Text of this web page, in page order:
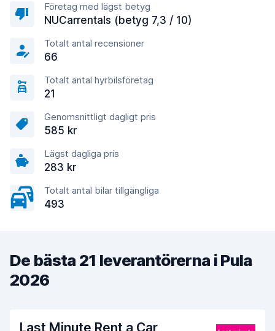
Företag med lägst betyg
NUCarrentals (betyg 7,3 / 10)
Totalt antal recensioner
66
Totalt antal hyrbilsföretag
21
Genomsnittligt dagligt pris
585 kr
Lägst dagliga pris
283 kr
Totalt antal bilar tillgängliga
493
De bästa 21 leverantörerna i Pula
2026
Last Minute Rent a Car